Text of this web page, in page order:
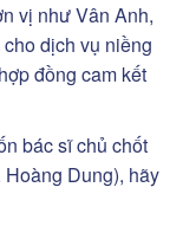
vị như Vân Anh,
dịch vụ niềng
đồng cam kết
bác sĩ chủ chốt
Dung), hãy